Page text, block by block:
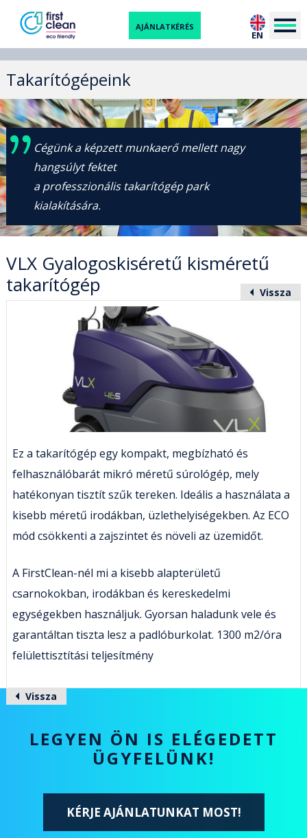
EN
AJÁNLATKÉRÉS
Takarítógépeink
Cégünk a képzett munkaerő mellett nagy
hangsúlyt fektet
a professzionális takarítógép park
kialakítására.
VLX Gyalogoskiséretű kisméretű
takarítógép
Vissza
Ez a takarítógép egy kompakt, megbízható és
felhasználóbarát mikró méretű súrológép, mely
hatékonyan tisztít szűk tereken. Ideális a használata a
kisebb méretű irodákban, üzlethelyiségekben. Az ECO
mód csökkenti a zajszintet és növeli az üzemidőt.
A FirstClean-nél mi a kisebb alapterületű
csarnokokban, irodákban és kereskedelmi
egységekben használjuk. Gyorsan haladunk vele és
garantáltan tiszta lesz a padlóburkolat. 1300 m2/óra
felülettisztítási teljesítmény
Vissza
LEGYEN ÖN IS ELÉGEDETT
ÜGYFELÜNK!
KÉRJE AJÁNLATUNKAT MOST!